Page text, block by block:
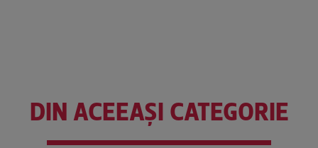
DIN ACEEAȘI CATEGORIE